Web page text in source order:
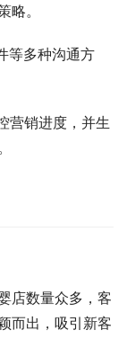
略。
等多种沟通方
营销进度，并生
店数量众多，客
而出，吸引新客